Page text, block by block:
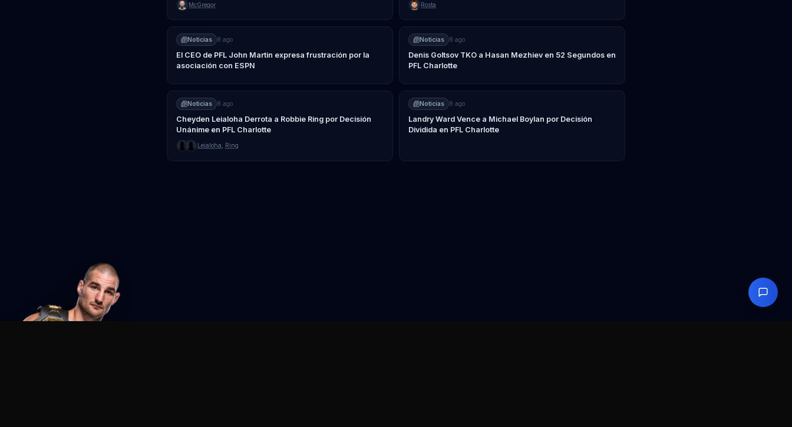
McGregor Rosta
Noticias 8 ago
El CEO de PFL John Martin expresa frustración por la
asociación con ESPN
Noticias 8 ago
Denis Goltsov TKO a Hasan Mezhiev en 52 Segundos en
PFL Charlotte
Noticias 8 ago
Cheyden Leialoha Derrota a Robbie Ring por Decisión
Unánime en PFL Charlotte
Leialoha Ring
Noticias 8 ago
Landry Ward Vence a Michael Boylan por Decisión
Dividida en PFL Charlotte